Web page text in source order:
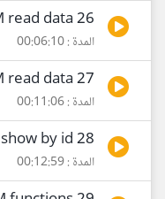
26 Laravel Eloquent ORM read data
المدة : 00:06:10
27 Laravel Eloquent ORM read data
المدة : 00:11:06
28 Laravel Eloquent ORM show by id
المدة : 00:12:59